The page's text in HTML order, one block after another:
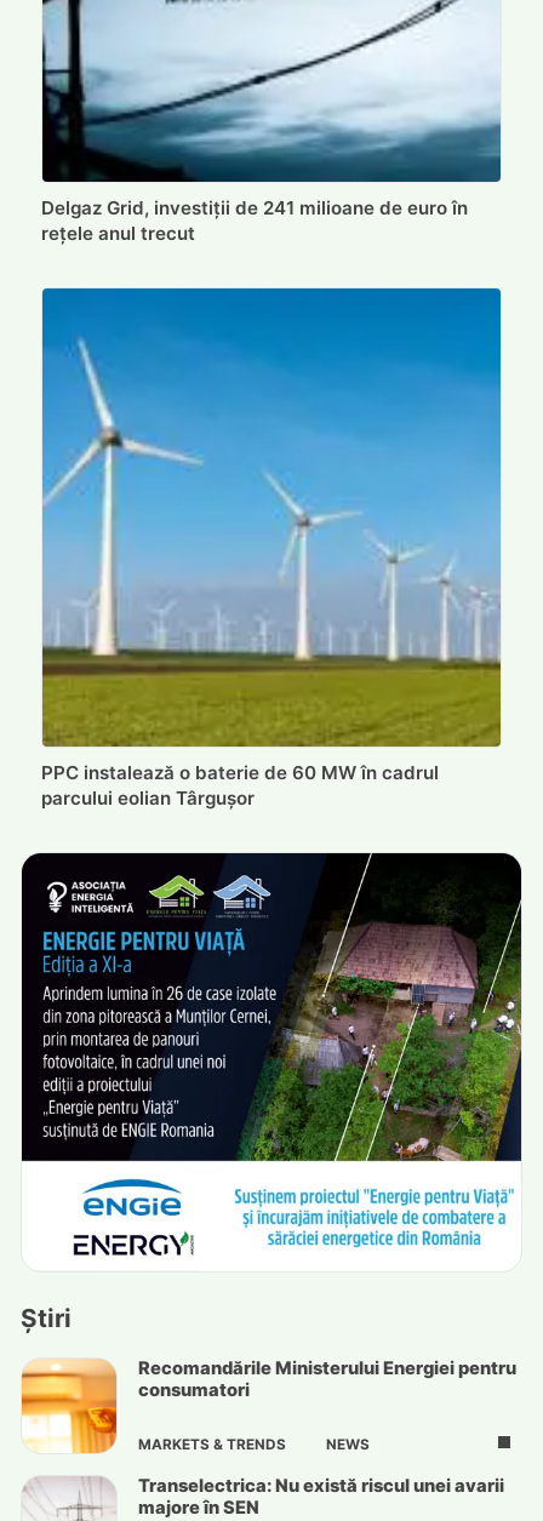
Delgaz Grid, investiții de 241 milioane de euro în
rețele anul trecut
PPC instalează o baterie de 60 MW în cadrul
parcului eolian Târgușor
Știri
Recomandările Ministerului Energiei pentru
consumatori
MARKETS & TRENDS NEWS
Transelectrica: Nu există riscul unei avarii
majore în SEN